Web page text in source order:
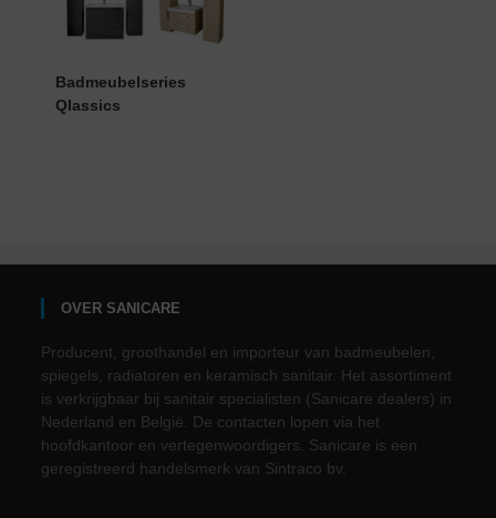
Badmeubelseries
Qlassics
OVER SANICARE
Producent, groothandel en importeur van badmeubelen,
spiegels, radiatoren en keramisch sanitair. Het assortiment
is verkrijgbaar bij sanitair specialisten (Sanicare dealers) in
Nederland en België. De contacten lopen via het
hoofdkantoor en vertegenwoordigers. Sanicare is een
geregistreerd handelsmerk van Sintraco bv.